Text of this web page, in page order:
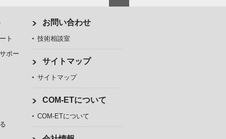
ト
ポー
お問い合わせ
技術相談室
サイトマップ
サイトマップ
COM-ETについて
COM-ETについて